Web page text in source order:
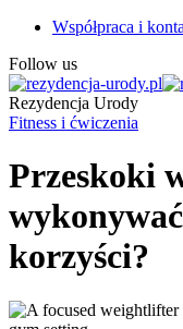
Współpraca i
Follow us
Rezydencja Urody
Fitness i ćwiczenia
Przeskoki
korzyści?